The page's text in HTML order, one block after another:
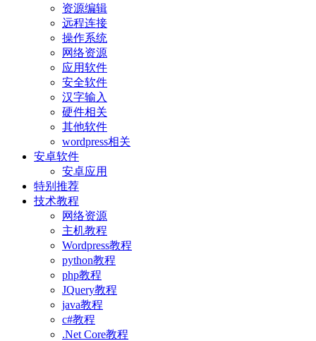
资源编辑
远程连接
操作系统
网络资源
应用软件
安全软件
汉字输入
硬件相关
其他软件
wordpress相关
安卓软件
安卓应用
特别推荐
技术教程
网络资源
主机教程
Wordpress教程
python教程
php教程
JQuery教程
java教程
c#教程
.Net Core教程